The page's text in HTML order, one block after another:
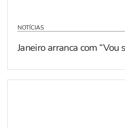
NOTÍCIAS
Janeiro arranca com “Vou